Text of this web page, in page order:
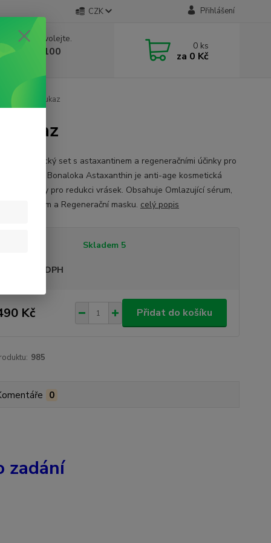
CZK Přihlášení
rady? Zavolejte.
332 100 0 ks
za 0 Kč
dárkový poukaz
kosmetický set s astaxantinem a regeneračními účinky pro
typy pleti. Bonaloka Astaxanthin je anti-age kosmetická
pro redukci vrásek. Obsahuje Omlazující sérum,
noční krém a Regenerační masku. celý popis
Skladem 5
plátci DPH
Kč Přidat do košíku
985
0
zadání